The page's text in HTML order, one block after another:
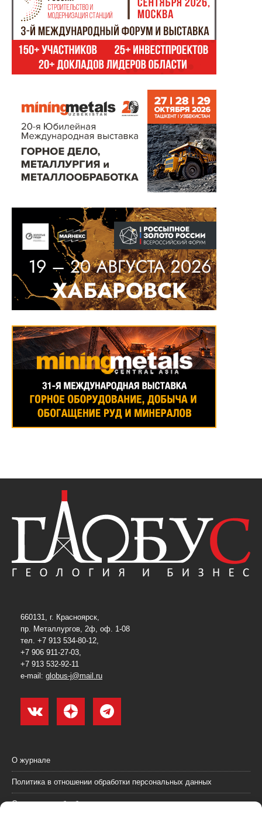
660131, г. Красноярск,
пр. Металлургов, 2ф, оф. 1-08
тел. +7 913 534-80-12,
+7 906 911-27-03,
+7 913 532-92-11
e-mail: globus-j@mail.ru
О журнале
Политика в отношении обработки персональных данных
Согласие на обработку персональных данных